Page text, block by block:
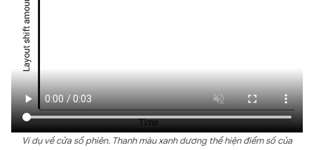
Ví dụ về cửa sổ phiên. Thanh màu xanh dương thể hiện điểm số của